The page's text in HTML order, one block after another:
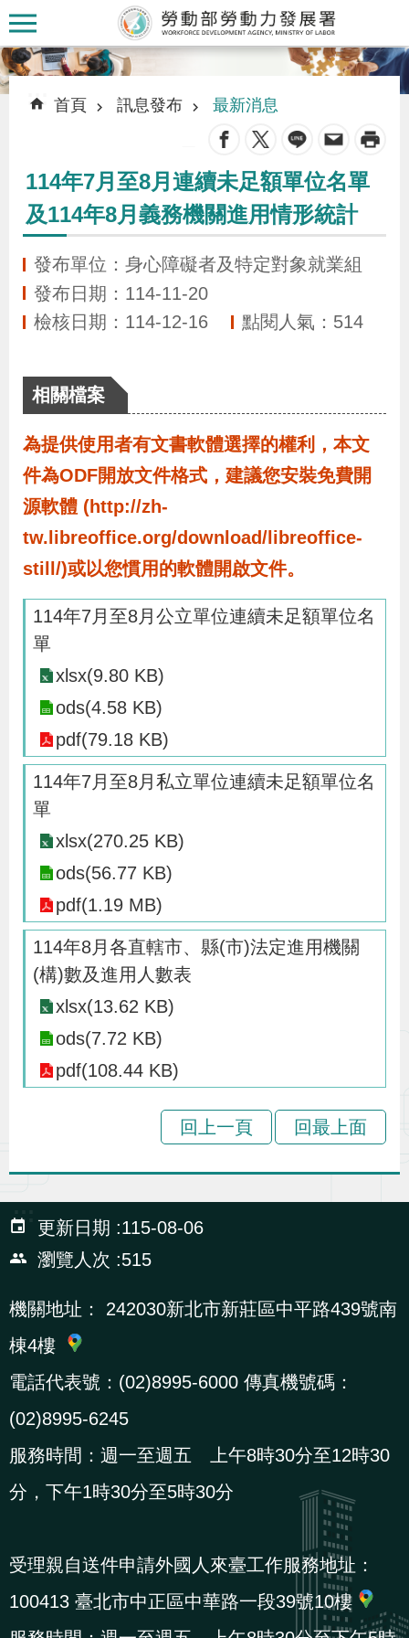
跳到主要內容區塊
認
識
署
訊
布
為
民
服
線
導
連
站
覽
意
箱
字
服
計
訊
n
l
i
s
h
首
S
隱
私
及
訊
全
:::
::: 首頁 訊息發布 最新消息
114年7月至8月連續未足額單位名單
及114年8月義務機關進用情形統計
發布單位：身心障礙者及特定對象就業組
發布日期：114-11-20
檢核日期：114-12-16
點閱人氣：514
相關檔案
為提供使用者有文書軟體選擇的權利，本文
件為ODF開放文件格式，建議您安裝免費開
源軟體 (http://zh-
tw.libreoffice.org/download/libreoffice-
still/)或以您慣用的軟體開啟文件。
114年7月至8月公立單位連續未足額單位名
單
xlsx(9.80 KB)
ods(4.58 KB)
pdf(79.18 KB)
114年7月至8月私立單位連續未足額單位名
單
xlsx(270.25 KB)
ods(56.77 KB)
pdf(1.19 MB)
114年8月各直轄市、縣(市)法定進用機關
(構)數及進用人數表
xlsx(13.62 KB)
ods(7.72 KB)
pdf(108.44 KB)
回上一頁 回最上面
:::
更新日期
115-08-06
瀏覽人次
515
機關地址：
242030新北市新莊區中平路439號南
棟4樓
電話代表號：(02)8995-6000 傳真機號碼：
(02)8995-6245
服務時間：週一至週五 上午8時30分至12時30
分，下午1時30分至5時30分
受理親自送件申請外國人來臺工作服務地址：
100413 臺北市中正區中華路一段39號10樓